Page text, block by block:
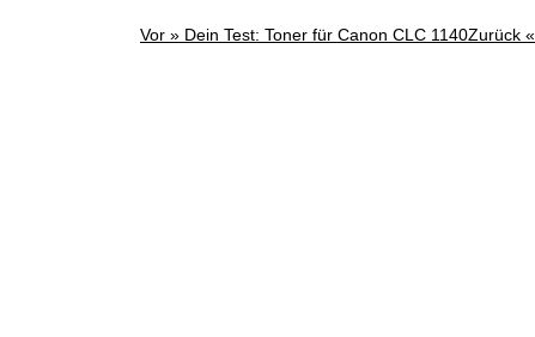
Vor » Dein Test: Toner für Canon CLC 1140Zurück «